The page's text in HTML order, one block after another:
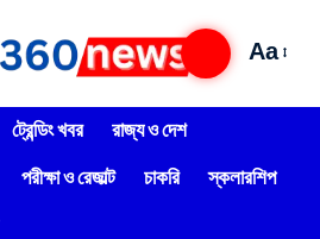
Aa
ট্রেন্ডিং খবর
রাজ্য ও দেশ
পরীক্ষা ও রেজাল্ট চাকরি
স্কলারশিপ